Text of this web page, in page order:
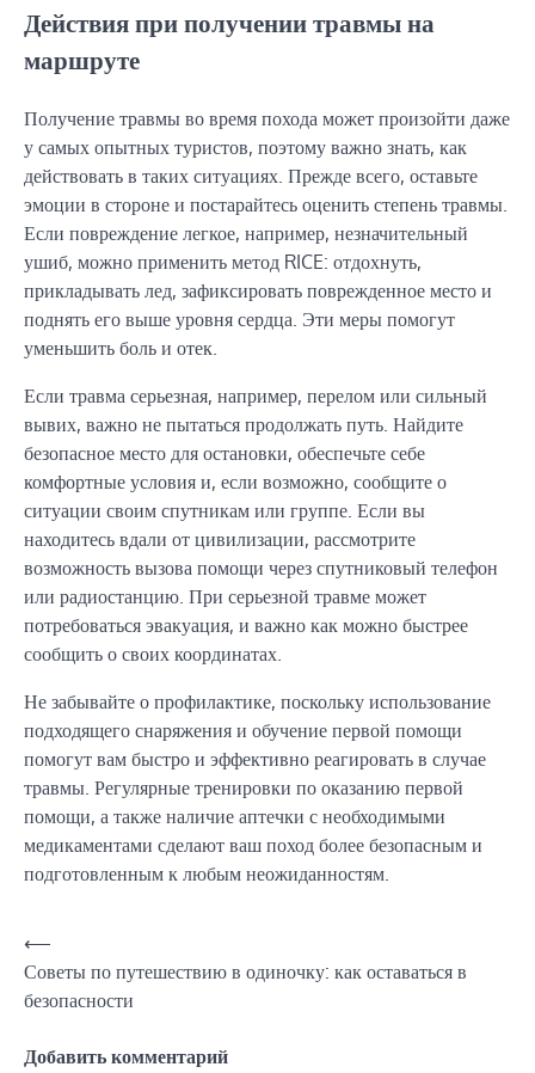
Действия при получении травмы на
маршруте
Получение травмы во время похода может произойти даже
у самых опытных туристов, поэтому важно знать, как
действовать в таких ситуациях. Прежде всего, оставьте
эмоции в стороне и постарайтесь оценить степень травмы.
Если повреждение легкое, например, незначительный
ушиб, можно применить метод RICE: отдохнуть,
прикладывать лед, зафиксировать поврежденное место и
поднять его выше уровня сердца. Эти меры помогут
уменьшить боль и отек.
Если травма серьезная, например, перелом или сильный
вывих, важно не пытаться продолжать путь. Найдите
безопасное место для остановки, обеспечьте себе
комфортные условия и, если возможно, сообщите о
ситуации своим спутникам или группе. Если вы
находитесь вдали от цивилизации, рассмотрите
возможность вызова помощи через спутниковый телефон
или радиостанцию. При серьезной травме может
потребоваться эвакуация, и важно как можно быстрее
сообщить о своих координатах.
Не забывайте о профилактике, поскольку использование
подходящего снаряжения и обучение первой помощи
помогут вам быстро и эффективно реагировать в случае
травмы. Регулярные тренировки по оказанию первой
помощи, а также наличие аптечки с необходимыми
медикаментами сделают ваш поход более безопасным и
подготовленным к любым неожиданностям.
Навигация
по
⟵
Советы по путешествию в одиночку: как оставаться в
безопасности
Добавить комментарий